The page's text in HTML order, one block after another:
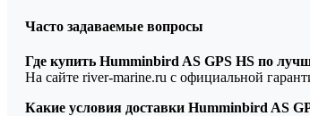
Часто задаваемые вопросы
Где купить Humminbird AS GPS HS по
На сайте river-marine.ru с официальной
Какие условия доставки Humminbird AS